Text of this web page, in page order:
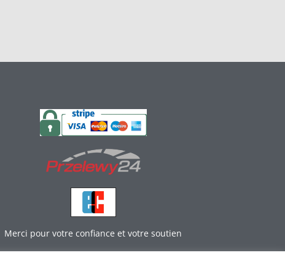
Merci pour votre confiance et votre soutien